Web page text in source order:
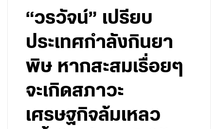
“วรวัจน์” เปรียบ
ประเทศกำลังกินยา
พิษ หากสะสมเรื่อยๆ
จะเกิดสภาวะ
เศรษฐกิจล้มเหลว